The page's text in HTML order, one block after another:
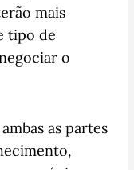
mais
tipo de
o
as partes